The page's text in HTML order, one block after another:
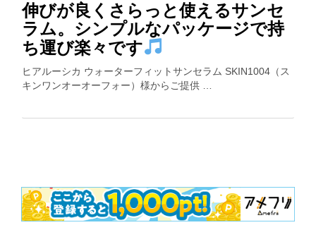
伸びが良くさらっと使えるサンセ
ラム。シンプルなパッケージで持
ち運び楽々です
ヒアルーシカ ウォーターフィットサンセラム SKIN1004（ス
キンワンオーオーフォー）様からご提供 …